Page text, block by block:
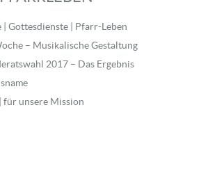
Gottesdienste | Pfarr-Leben
– Musikalische Gestaltung
2017 – Das Ergebnis
für unsere Mission